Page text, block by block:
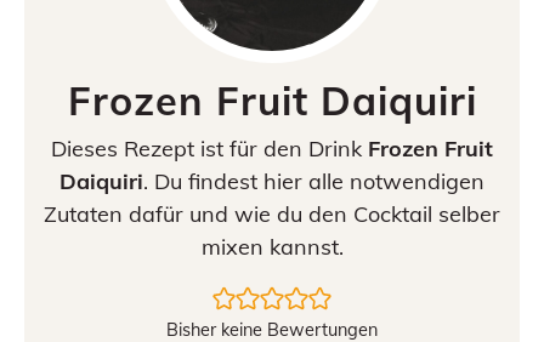
Frozen Fruit Daiquiri
Dieses Rezept ist für den Drink Frozen Fruit
Daiquiri. Du findest hier alle notwendigen
Zutaten dafür und wie du den Cocktail selber
mixen kannst.
Bisher keine Bewertungen